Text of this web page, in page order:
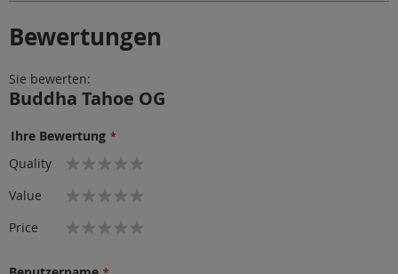
Bewertungen
Sie bewerten:
Buddha Tahoe OG
Ihre Bewertung
Quality
1
2
3
4
5
Value
1
2
3
4
5
Price
1
2
3
4
5